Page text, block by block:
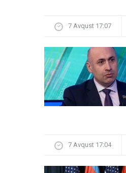
7 Avqust 17:07
7 Avqust 17:04